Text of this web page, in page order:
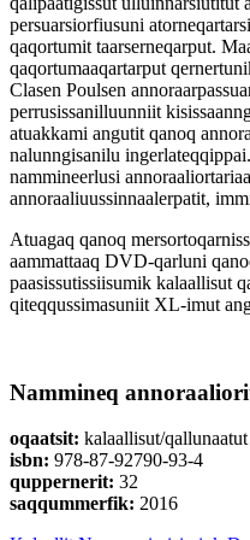
persuarsiorfiusuni
qaqortumit taarserneqarput.
qaqortumaaqartarput
Clasen Poulsen
perrusissanilluunniit
atuakkami angutit qanoq
nalunngisanilu
nammineerlusi
annoraaliuussinnaalerpatit,
Atuagaq qanoq
aammattaaq DVD-qarluni
paasissutissiisumik kalaallisut
qiteqqussimasuniit XL-imut
Nammineq
oqaatsit: kalaallisut/qallunaatut
isbn: 978-87-92790-93-4
quppernerit: 32
saqqummerfik: 2016